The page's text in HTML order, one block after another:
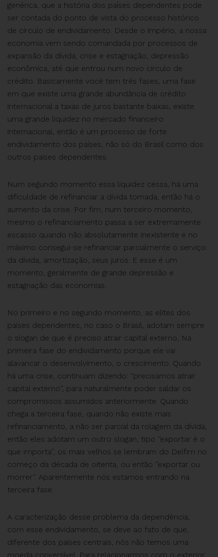
genérica, que a história dos países dependentes pode
ser contada do ponto de vista do processo histórico
de círculo de endividamento. Desde o império, a nossa
economia vem sendo comandada por processos de
expansão da dívida, crise e estagnação, depressão
econômica, até que entrou num novo círculo de
crédito. Basicamente você tem três fases, uma fase
em que existe uma grande abundância de crédito
internacional a taxas de juros bastante baixas, existe
uma grande liquidez no mercado financeiro
internacional, então é um processo de forte
endividamento dos países, não só do Brasil como dos
outros países dependentes.
Num segundo momento essa liquidez cessa, há uma
dificuldade de refinanciar a dívida tomada, então há o
aumento da crise. Por fim, num terceiro momento,
mesmo o refinanciamento passa a ser extremamente
escasso quando não absolutamente inexistente e no
máximo consegui-se refinanciar parcialmente o serviço
da dívida, amortização, seus juros. E esse é um
momento, geralmente de grande depressão e
estagnação das economias.
No primeiro e no segundo momento, as elites dos
países dependentes, no caso o Brasil, adotam sempre
o slogan de que é preciso atrair capital externo, Na
primeira fase do endividamento porque ele vai
alavancar o desenvolvimento, o crescimento. Quando
há uma crise, continuam dizendo: ‘’precisamos atrair
capital externo’’, para naturalmente poder saldar os
compromissos assumidos anteriormente. Quando
chega a terceira fase, quando não existe mais
refinanciamento, a não ser parcial da rolagem da dívida,
então eles adotam um outro slogan, tipo ‘’exportar é o
que importa’’, os mais velhos se lembram do Delfim no
começo da década de oitenta, ou então ‘’exportar ou
morrer’’. Aparentemente nós estamos entrando na
terceira fase.
A caracterização desse problema da dependência,
com esse endividamento, se deve ao fato de que,
diferente dos países centrais, nós não temos uma
moeda conversível. Para relacionarmos com o exterior